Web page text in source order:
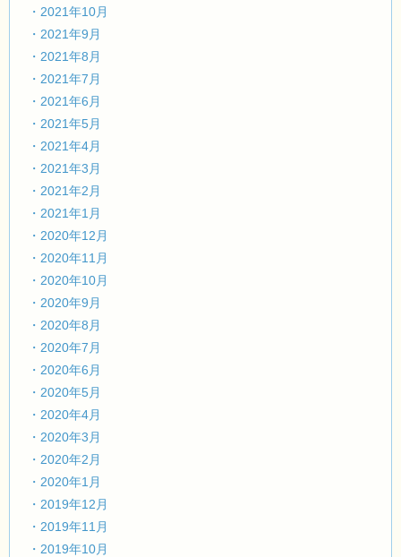
・2021年10月
・2021年9月
・2021年8月
・2021年7月
・2021年6月
・2021年5月
・2021年4月
・2021年3月
・2021年2月
・2021年1月
・2020年12月
・2020年11月
・2020年10月
・2020年9月
・2020年8月
・2020年7月
・2020年6月
・2020年5月
・2020年4月
・2020年3月
・2020年2月
・2020年1月
・2019年12月
・2019年11月
・2019年10月